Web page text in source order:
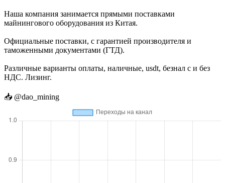
Наша компания занимается прямыми поставками
майнингового оборудования из Китая.
Официальные поставки, с гарантией производителя и
таможенными документами (ГТД).
Различные варианты оплаты, наличные, usdt, безнал с и без
НДС. Лизинг.
📥 @dao_mining